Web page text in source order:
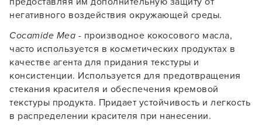
негативного воздействия окружающей среды.
Cocamide Mea - производное кокосового масла,
часто используется в косметических продуктах в
качестве агента для придания текстуры и
консистенции. Используется для предотвращения
стекания красителя и обеспечения кремовой
текстуры продукта. Придает устойчивость и легкость
в распределении красителя при нанесении.